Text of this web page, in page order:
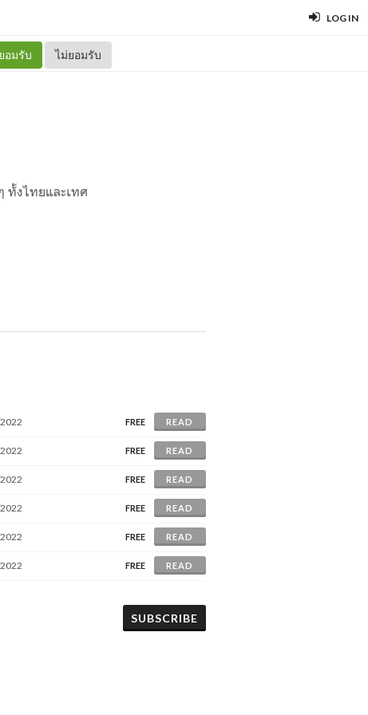
LOG IN
ยอมรับ ไม่ยอมรับ
ทั้งไทยและเทศ
FREE READ
FREE READ
FREE READ
FREE READ
FREE READ
FREE READ
SUBSCRIBE